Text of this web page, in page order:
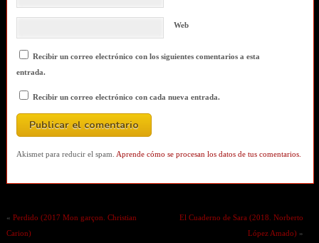
Web
Recibir un correo electrónico con los siguientes comentarios a esta
entrada.
Recibir un correo electrónico con cada nueva entrada.
Akismet para reducir el spam. Aprende cómo se procesan los datos de tus comentarios.
« Perdido (2017 Mon garçon. Christian
Carion)
El Cuaderno de Sara (2018. Norberto
López Amado) »